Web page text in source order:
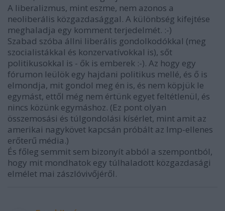
A liberalizmus, mint eszme, nem azonos a
neoliberális közgazdasággal. A különbség kifejtése
meghaladja egy komment terjedelmét. :-)
Szabad szóba állni liberális gondolkodókkal (meg
szocialistákkal és konzervatívokkal is), sőt
politikusokkal is - ők is emberek :-). Az hogy egy
fórumon leülök egy hajdani politikus mellé, és ő is
elmondja, mit gondol meg én is, és nem köpjük le
egymást, ettől még nem értünk egyet feltétlenül, és
nincs közünk egymáshoz. (Ez pont olyan
összemosási és túlgondolási kísérlet, mint amit az
amerikai nagykövet kapcsán próbált az lmp-ellenes
erőterű média.)
És főleg semmit sem bizonyít abból a szempontból,
hogy mit mondhatok egy túlhaladott közgazdasági
elmélet mai zászlóvivőjéről.